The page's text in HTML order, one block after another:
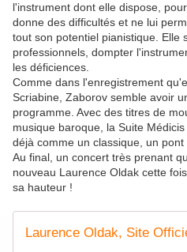
l'instrument dont elle dispose,
donne des difficultés et ne lui
tout son potentiel pianistique. Elle
professionnels, dompter
les déficiences.
Comme dans l'enregistrement
Scriabine, Zaborov semble avoir
programme. Avec des titres de
musique baroque, la Suite
déjà comme un classique, un
Au final, un concert très prenant
nouveau Laurence Oldak cette
sa hauteur !
Laurence Oldak, Site